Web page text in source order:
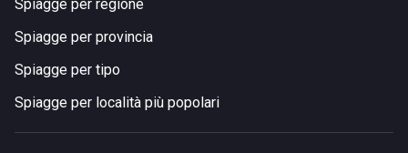
Spiagge per regione
Spiagge per provincia
Spiagge per tipo
Spiagge per località più popolari